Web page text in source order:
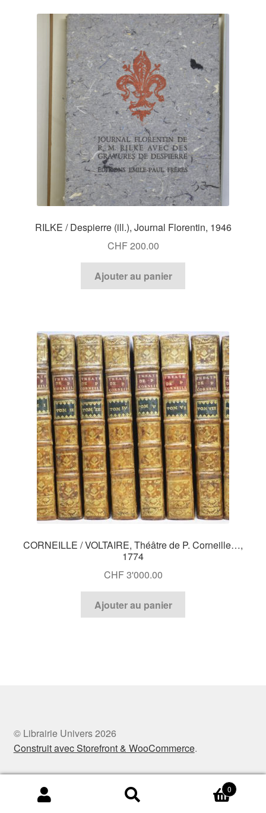
RILKE / Despierre (ill.), Journal Florentin, 1946
CHF200.00
Ajouter au panier
CORNEILLE / VOLTAIRE, Théâtre de P. Corneille…,
1774
CHF3'000.00
Ajouter au panier
© Librairie Univers 2026
Construit avec Storefront & WooCommerce.
Recherche
Recherche
0